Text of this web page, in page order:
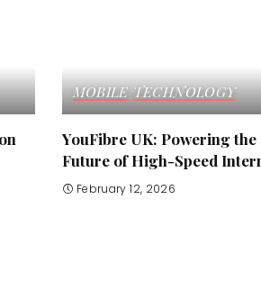
MOBILE TECHNOLOGY
YouFibre UK: Powering the
Future of High-Speed
February 12, 2026